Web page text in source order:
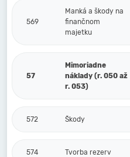
569
Manká a škody na
finančnom
majetku
57
Mimoriadne
náklady (r. 050 až
r. 053)
572 Škody
574 Tvorba rezerv